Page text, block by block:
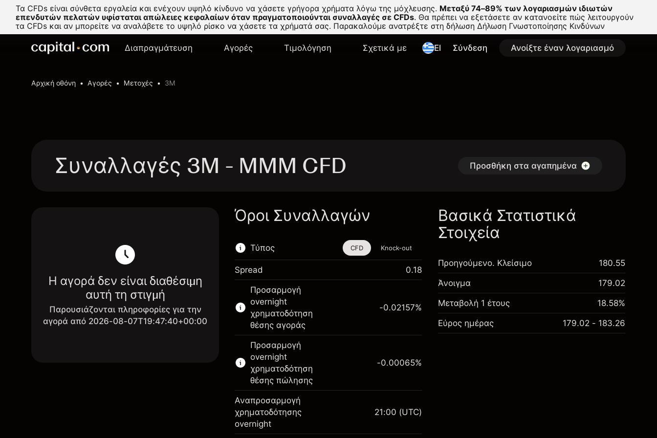
Τα CFDs είναι σύνθετα εργαλεία και ενέχουν υψηλό κίνδυνο να χάσετε γρήγορα χρήματα λόγω της μόχλευσης. Μεταξύ 74–89% των λογαριασμών ιδιωτών
επενδυτών πελατών υφίσταται απώλειες κεφαλαίων όταν πραγματοποιούνται συναλλαγές σε CFDs. Θα πρέπει να εξετάσετε αν κατανοείτε πώς λειτουργούν
τα CFDs και αν μπορείτε να αναλάβετε το υψηλό ρίσκο να χάσετε τα χρήματά σας. Παρακαλούμε ανατρέξτε στη δήλωση Δήλωση Γνωστοποίησης Κινδύνων
Διαπραγμάτευση Αγορές Τιμολόγηση Σχετικά με El Σύνδεση Ανοίξτε έναν λογαριασμό
Αρχική οθόνη Αγορές Μετοχές 3M
Συναλλαγές 3M - MMM CFD Προσθήκη στα αγαπημένα
Η αγορά δεν είναι διαθέσιμη
αυτή τη στιγμή
Παρουσιάζονται πληροφορίες για την
αγορά από 2026-08-07T19:47:40+00:00
Όροι Συναλλαγών
Τύπος
Αυτό το χρηματοοικονομικό εργαλείο είναι
διαθέσιμο για διαπραγμάτευση μέσω CFDs και
Knock-outs.
Μάθετε περισσότερα σχετικά με:
CFDs
Knock-outs
CFD Knock-out
Spread 0.18
Προσαρμογή
overnight
χρηματοδότηση
θέσης αγοράς
Περιθώριο. Η επένδυσή
σας
$1,000.00
-0.02157%
Προσαρμογή
overnight
χρηματοδότηση
θέσης πώλησης
-0.00065%
Αναπροσαρμογή
χρηματοδότησης
overnight
21:00 (UTC)
Βασικά Στατιστικά
Στοιχεία
Προηγούμενο. Κλείσιμο 180.55
Άνοιγμα 179.02
Μεταβολή 1 έτους 18.58%
Εύρος ημέρας 179.02 - 183.26